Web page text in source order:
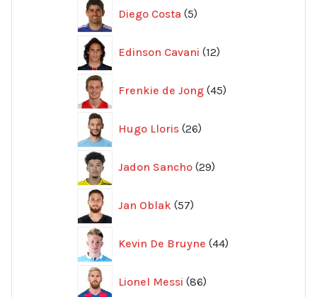
Diego Costa 5
produkter
Edinson Cavani 12
produkter
Frenkie de Jong 45
produkter
Hugo Lloris 26
produkter
Jadon Sancho 29
produkter
Jan Oblak 57
produkter
Kevin De Bruyne 44
produkter
Lionel Messi 86
produkter